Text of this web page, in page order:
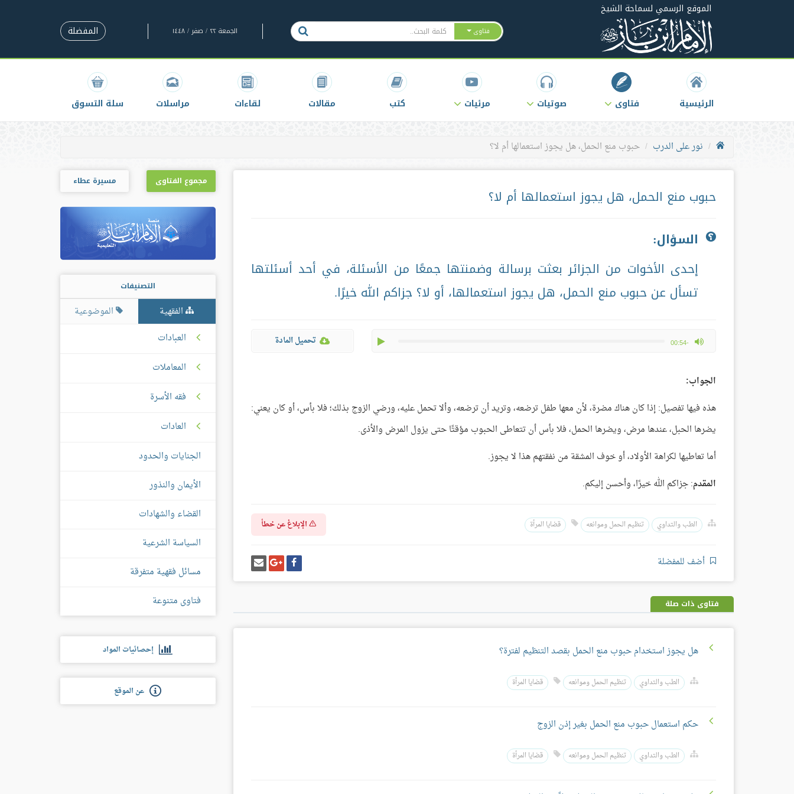
الموقع الرسمي لسماحة الشيخ
فتاوى الجمعة ٢٢ / صفر / ١٤٤٨ المفضلة
الرئيسية فتاوى صوتيات مرئيات كتب مقالات لقاءات مراسلات سلة التسوق
نور على الدرب حبوب منع الحمل، هل يجوز استعمالها أم لا؟
حبوب منع الحمل، هل يجوز استعمالها أم لا؟
السؤال:
إحدى الأخوات من الجزائر بعثت برسالة وضمنتها جمعًا من الأسئلة، في أحد أسئلتها
تسأل عن حبوب منع الحمل، هل يجوز استعمالها، أو لا؟ جزاكم الله خيرًا.
-00:54
max volume تحميل المادة
الجواب:
هذه فيها تفصيل: إذا كان هناك مضرة، لأن معها طفل ترضعه، وتريد أن ترضعه، وألا تحمل عليه، ورضي الزوج بذلك؛ فلا بأس، أو كان يعني:
يضرها الحبل، عندها مرض، ويضرها الحمل، فلا بأس أن تتعاطى الحبوب مؤقتًا حتى يزول المرض والأذى.
أما تعاطيها لكراهة الأولاد، أو خوف المشقة من نفقتهم هذا لا يجوز.
المقدم: جزاكم الله خيرًا، وأحسن إليكم.
الطب والتداوي تنظيم الحمل وموانعه قضايا المرأة الإبلاغ عن خطأ
أضف للمفضلة شارك
على
فيسبوك
شارك
على
غوغل
بلس
إرسل
إيميل
فتاوى ذات صلة
هل يجوز استخدام حبوب منع الحمل بقصد التنظيم لفترة؟
الطب والتداوي تنظيم الحمل وموانعه قضايا المرأة
حكم استعمال حبوب منع الحمل بغير إذن الزوج
الطب والتداوي تنظيم الحمل وموانعه قضايا المرأة
مجموع الفتاوى مسيرة عطاء
التصنيفات
الفقهية
الموضوعية
العبادات
المعاملات
فقه الأسرة
العادات
الجنايات والحدود
الأيمان والنذور
القضاء والشهادات
السياسة الشرعية
مسائل فقهية متفرقة
فتاوى متنوعة
إحصائيات المواد
عن الموقع